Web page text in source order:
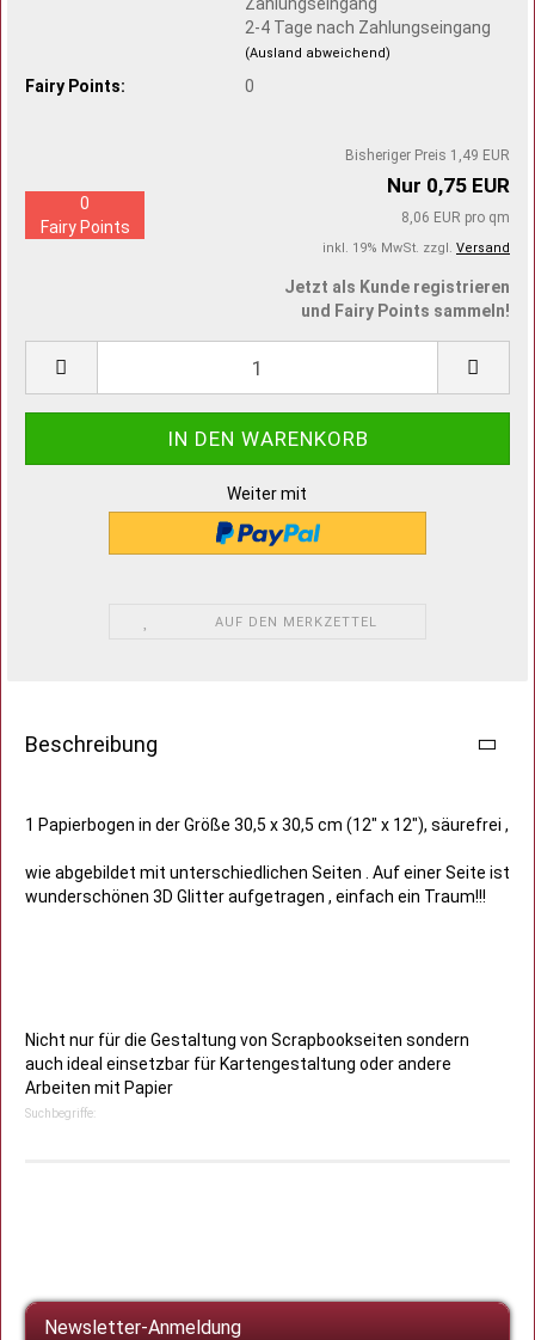
2-4 Tage nach Zahlungseingang
(Ausland abweichend)
Fairy Points: 0
Bisheriger Preis 1,49 EUR
Nur 0,75 EUR
8,06 EUR pro qm
inkl. 19% MwSt. zzgl. Versand
0
Fairy Points
Jetzt als Kunde registrieren
und Fairy Points sammeln!
Weiter mit
AUF DEN MERKZETTEL
Beschreibung
1 Papierbogen in der Größe 30,5 x 30,5 cm (12" x 12"), säurefrei ,
wie abgebildet mit unterschiedlichen Seiten . Auf einer Seite ist
wunderschönen 3D Glitter aufgetragen , einfach ein Traum!!!
Nicht nur für die Gestaltung von Scrapbookseiten sondern
auch ideal einsetzbar für Kartengestaltung oder andere
Arbeiten mit Papier
Suchbegriffe:
Newsletter-Anmeldung